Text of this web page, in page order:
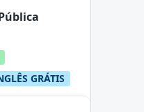
GRÁTIS